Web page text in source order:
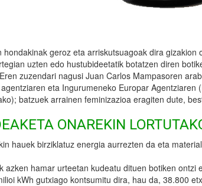
hondakinak geroz eta arriskutsuagoak dira
uzten edo hustubideetatik botatzen diren
zuzendari nagusi Juan Carlos Mampasoren
eta Ingurumeneko Europar
batzuek arrainen feminizazioa eragiten dute,
ONAREKIN
hauek birziklatuz energia aurrezten da eta
azken hamar urteetan kudeatu dituen botiken
kWh gutxiago kontsumitu dira, hau da, 38.800